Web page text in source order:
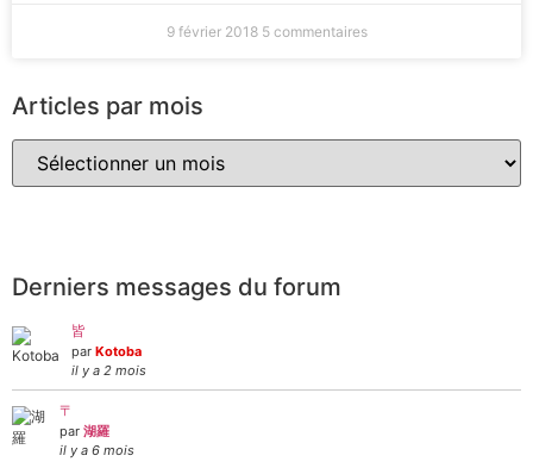
9 février 2018 5 commentaires
Articles par mois
Derniers messages du forum
皆
par Kotoba
il y a 2 mois
〒
par 湖羅
il y a 6 mois